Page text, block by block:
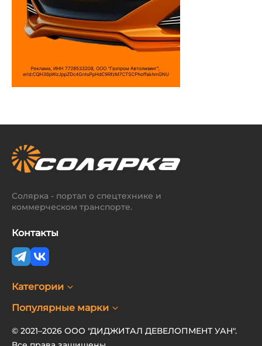
Солярка - портал о спецтехнике и
коммерческом транспорте.
Контакты
Категории
Популярные марки
© 2021–2026 ООО "ДИДЖИТАЛ ДЕВЕЛОПМЕНТ УАН".